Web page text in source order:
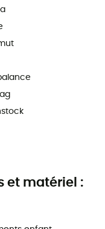
et matériel :